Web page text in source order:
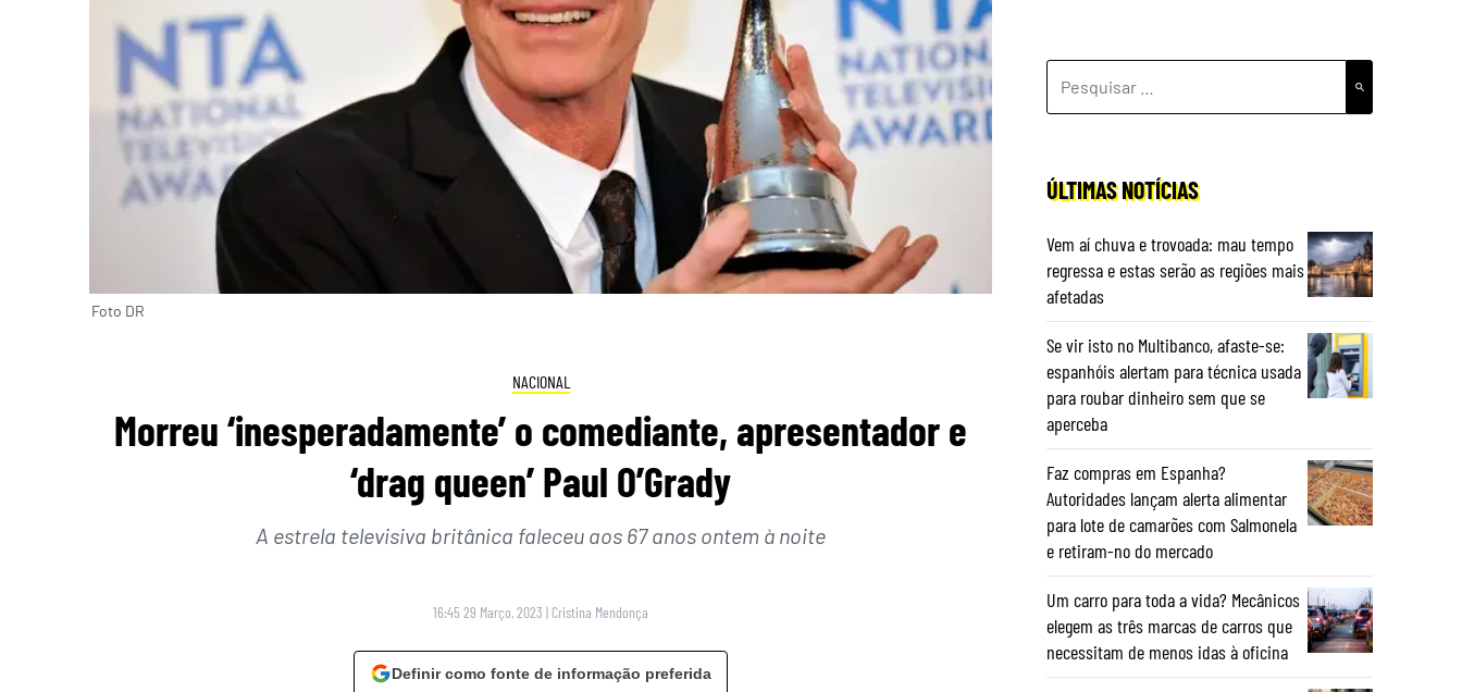
Foto DR
NACIONAL
Morreu ‘inesperadamente’ o comediante, apresentador e
‘drag queen’ Paul O’Grady
A estrela televisiva britânica faleceu aos 67 anos ontem à noite
16:45 29 Março, 2023 | Cristina Mendonça
Definir como fonte de informação preferida
POR:
ÚLTIMAS NOTÍCIAS
Vem aí chuva e trovoada: mau tempo
regressa e estas serão as regiões mais
afetadas
Se vir isto no Multibanco, afaste-se:
espanhóis alertam para técnica usada
para roubar dinheiro sem que se
aperceba
Faz compras em Espanha?
Autoridades lançam alerta alimentar
para lote de camarões com Salmonela
e retiram-no do mercado
Um carro para toda a vida? Mecânicos
elegem as três marcas de carros que
necessitam de menos idas à oficina